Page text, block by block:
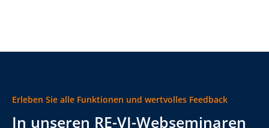
Erleben Sie alle Funktionen und wertvolles Feedback
In unseren RE-VI-Webseminaren